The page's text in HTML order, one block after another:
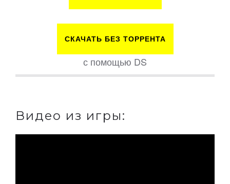
СКАЧАТЬ БЕЗ ТОРРЕНТА
с помощью DS
Видео из игры: